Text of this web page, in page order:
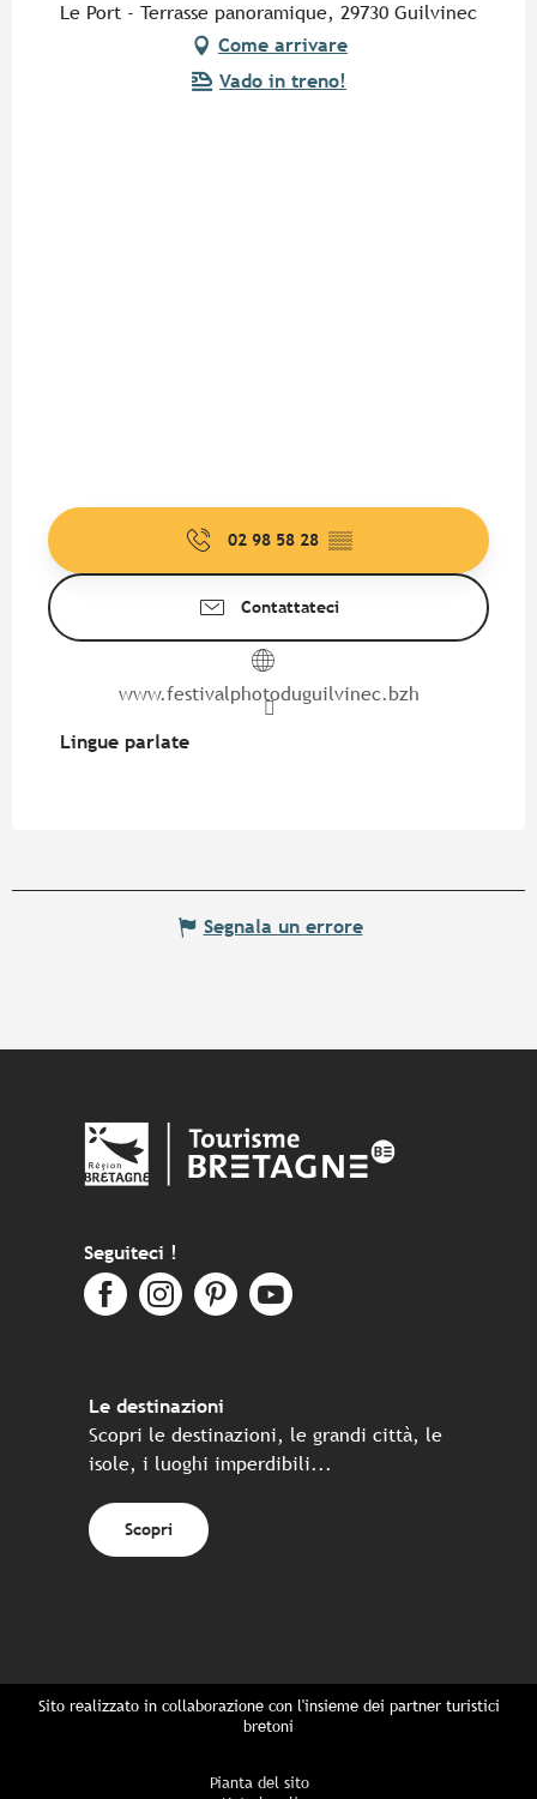
Le Port - Terrasse panoramique, 29730 Guilvinec
Come arrivare
Vado in treno!
02 98 58 28 ▒▒
Contattateci
www.festivalphotoduguilvinec.bzh
Lingue parlate
Lingue parlate
Segnala un errore
Seguiteci !
Le destinazioni
Scopri le destinazioni, le grandi città, le
isole, i luoghi imperdibili...
Scopri
Sito realizzato in collaborazione con l'insieme dei partner turistici
bretoni
Pianta del sito